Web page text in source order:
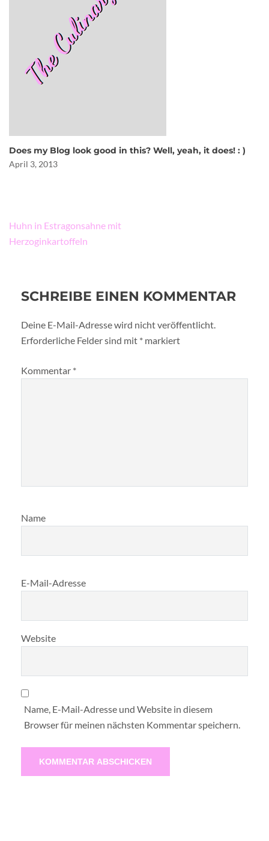
Does my Blog look good in this? Well, yeah, it does! : )
April 3, 2013
Beitragsnavigation
Huhn in Estragonsahne mit
Herzoginkartoffeln
SCHREIBE EINEN KOMMENTAR
Deine E-Mail-Adresse wird nicht veröffentlicht.
Erforderliche Felder sind mit * markiert
Kommentar *
Name
E-Mail-Adresse
Website
Name, E-Mail-Adresse und Website in diesem
Browser für meinen nächsten Kommentar speichern.